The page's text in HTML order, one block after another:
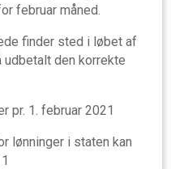
februar måned.
finder sted i løbet af
den korrekte
pr. 1. februar 2021
lønninger i staten kan